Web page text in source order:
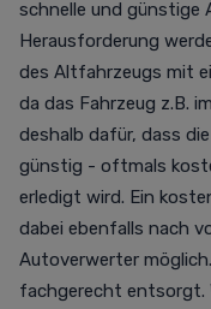
schnelle und
Herausforderung
des Altfahrzeugs mit
da das Fahrzeug z.B.
deshalb dafür, dass
günstig - oftmals
erledigt wird. Ein
dabei ebenfalls nach
Autoverwerter
fachgerecht entsorgt.